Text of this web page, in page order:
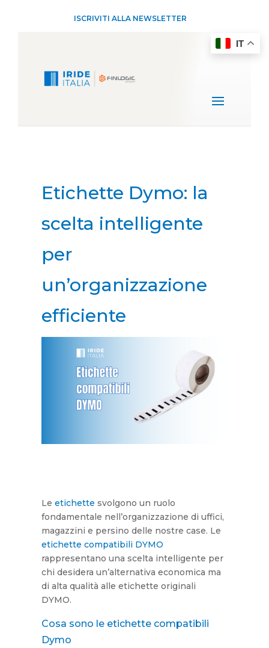
ISCRIVITI ALLA NEWSLETTER
Etichette Dymo: la
scelta intelligente
per
un’organizzazione
efficiente
Le etichette svolgono un ruolo
fondamentale nell’organizzazione di uffici,
magazzini e persino delle nostre case. Le
etichette compatibili DYMO
rappresentano una scelta intelligente per
chi desidera un’alternativa economica ma
di alta qualità alle etichette originali
DYMO.
Cosa sono le etichette compatibili
Dymo
IT